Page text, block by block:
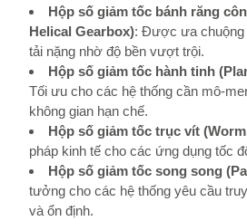
Hộp số giảm tốc bánh răng
Helical Gearbox): Được ưa chuộng
tải nặng nhờ độ bền vượt trội.
Hộp số giảm tốc hành tinh
Tối ưu cho các hệ thống cần mô-
không gian hạn chế.
Hộp số giảm tốc trục vít
pháp kinh tế cho các ứng dụng tốc
Hộp số giảm tốc song song
tưởng cho các hệ thống yêu cầu
và ổn định.